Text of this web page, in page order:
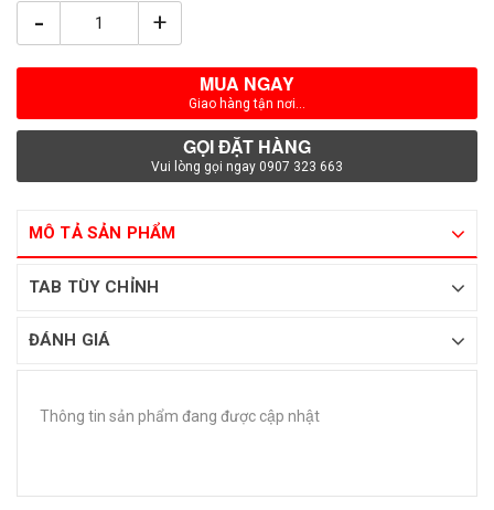
- +
MUA NGAY
Giao hàng tận nơi...
GỌI ĐẶT HÀNG
Vui lòng gọi ngay 0907 323 663
MÔ TẢ SẢN PHẨM
TAB TÙY CHỈNH
ĐÁNH GIÁ
Thông tin sản phẩm đang được cập nhật